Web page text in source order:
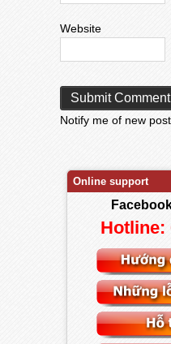
Website
Notify me of new
Online support
Hotline: